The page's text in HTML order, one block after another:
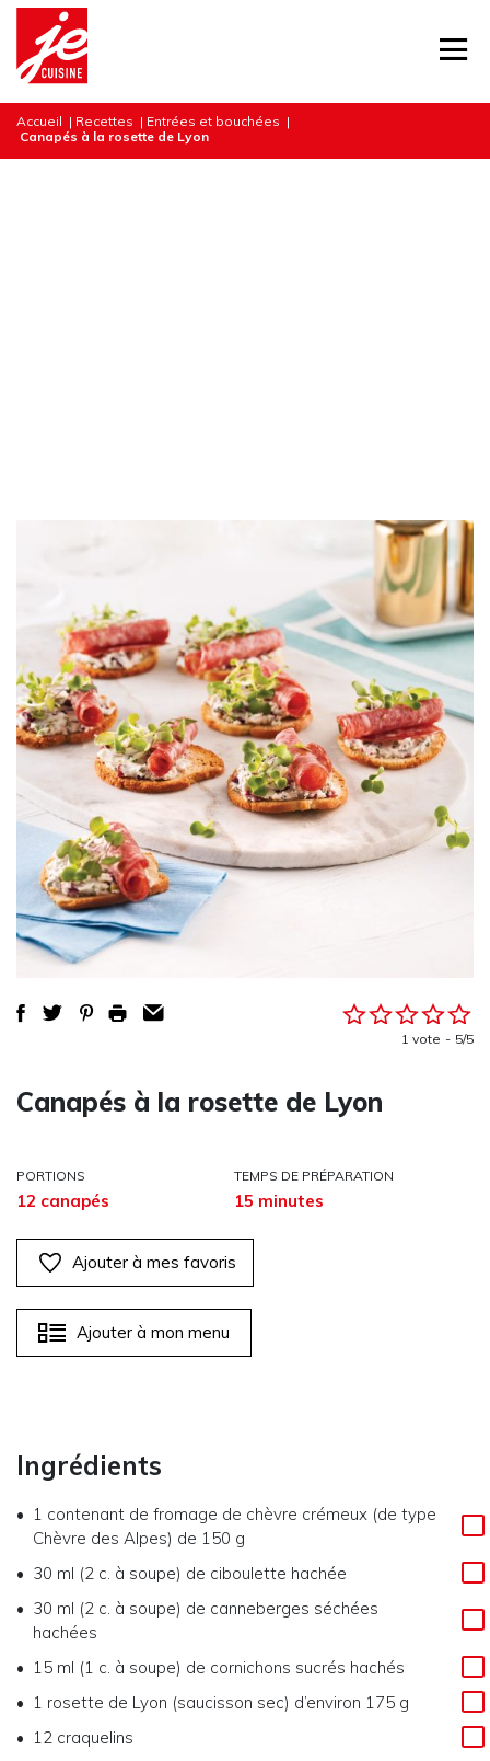
Accueil | Recettes | Entrées et bouchées |
Canapés à la rosette de Lyon
1 vote 5/5
Canapés à la rosette de Lyon
PORTIONS
12 canapés
TEMPS DE PRÉPARATION
15 minutes
Ajouter à mes favoris
Ajouter à mon menu
Ingrédients
1 contenant de fromage de chèvre crémeux (de type
Chèvre des Alpes) de 150 g
30 ml (2 c. à soupe) de ciboulette hachée
30 ml (2 c. à soupe) de canneberges séchées
hachées
15 ml (1 c. à soupe) de cornichons sucrés hachés
1 rosette de Lyon (saucisson sec) d’environ 175 g
12 craquelins